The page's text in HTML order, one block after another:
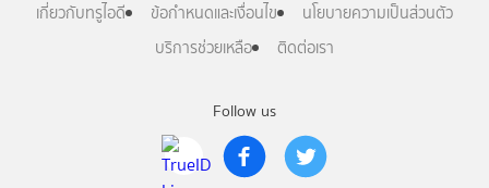
Follow us
เกี่ยวกับทรูไอดี ข้อกำหนดและเงื่อนไข
นโยบายความเป็นส่วนตัว
บริการช่วยเหลือ
ติดต่อเรา